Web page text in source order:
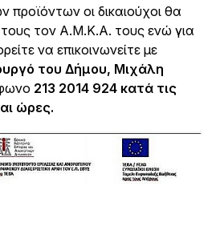
προϊόντων οι δικαιούχοι θα
τους τον Α.Μ.Κ.Α. τους ενώ για
να επικοινωνείτε με
του Δήμου, Μιχάλη
213 2014 924 κατά τις
ώρες.